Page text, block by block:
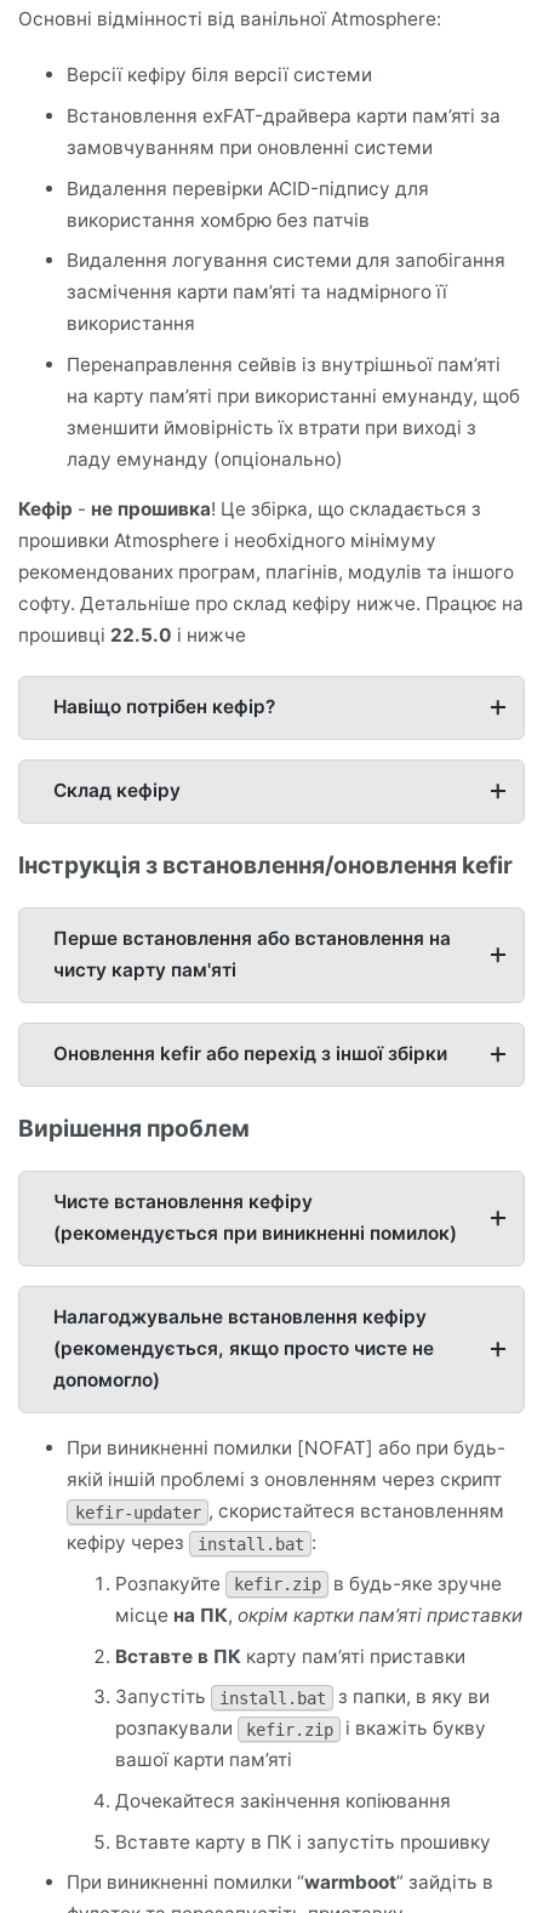
Основні відмінності від ванільної Atmosphere:
Версії кефіру біля версії системи
Встановлення exFAT-драйвера карти пам’яті за
замовчуванням при оновленні системи
Видалення перевірки ACID-підпису для
використання хомбрю без патчів
Видалення логування системи для запобігання
засмічення карти пам’яті та надмірного її
використання
Перенаправлення сейвів із внутрішньої пам’яті
на карту пам’яті при використанні емунанду, щоб
зменшити ймовірність їх втрати при виході з
ладу емунанду (опціонально)
Кефір - не прошивка! Це збірка, що складається з
прошивки Atmosphere і необхідного мінімуму
рекомендованих програм, плагінів, модулів та іншого
софту. Детальніше про склад кефіру нижче. Працює на
прошивці 22.5.0 і нижче
Навіщо потрібен кефір?
Склад кефіру
Інструкція з встановлення/оновлення kefir
Перше встановлення або встановлення на
чисту карту пам'яті
Оновлення kefir або перехід з іншої збірки
Вирішення проблем
Чисте встановлення кефіру
(рекомендується при виникненні помилок)
Налагоджувальне встановлення кефіру
(рекомендується, якщо просто чисте не
допомогло)
При виникненні помилки [NOFAT] або при будь-
якій іншій проблемі з оновленням через скрипт
kefir-updater , скористайтеся встановленням
кефіру через
install.bat :
Розпакуйте
kefir.zip
в будь-яке зручне
місце на ПК,окрім картки пам’яті приставки
Вставте в ПК карту пам’яті приставки
Запустіть
install.bat
з папки, в яку ви
розпакували
kefir.zip
і вкажіть букву
вашої карти пам’яті
Дочекайтеся закінчення копіювання
Вставте карту в ПК і запустіть прошивку
При виникненні помилки “warmboot” зайдіть в